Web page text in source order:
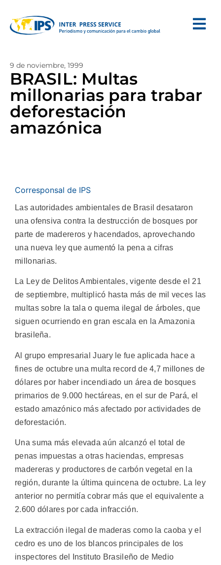
9 de noviembre, 1999
BRASIL: Multas
millonarias para trabar
deforestación
amazónica
Corresponsal de IPS
Las autoridades ambientales de Brasil desataron
una ofensiva contra la destrucción de bosques por
parte de madereros y hacendados, aprovechando
una nueva ley que aumentó la pena a cifras
millonarias.
La Ley de Delitos Ambientales, vigente desde el 21
de septiembre, multiplicó hasta más de mil veces las
multas sobre la tala o quema ilegal de árboles, que
siguen ocurriendo en gran escala en la Amazonia
brasileña.
Al grupo empresarial Juary le fue aplicada hace a
fines de octubre una multa record de 4,7 millones de
dólares por haber incendiado un área de bosques
primarios de 9.000 hectáreas, en el sur de Pará, el
estado amazónico más afectado por actividades de
deforestación.
Una suma más elevada aún alcanzó el total de
penas impuestas a otras haciendas, empresas
madereras y productores de carbón vegetal en la
región, durante la última quincena de octubre. La ley
anterior no permitía cobrar más que el equivalente a
2.600 dólares por cada infracción.
La extracción ilegal de maderas como la caoba y el
cedro es uno de los blancos principales de los
inspectores del Instituto Brasileño de Medio